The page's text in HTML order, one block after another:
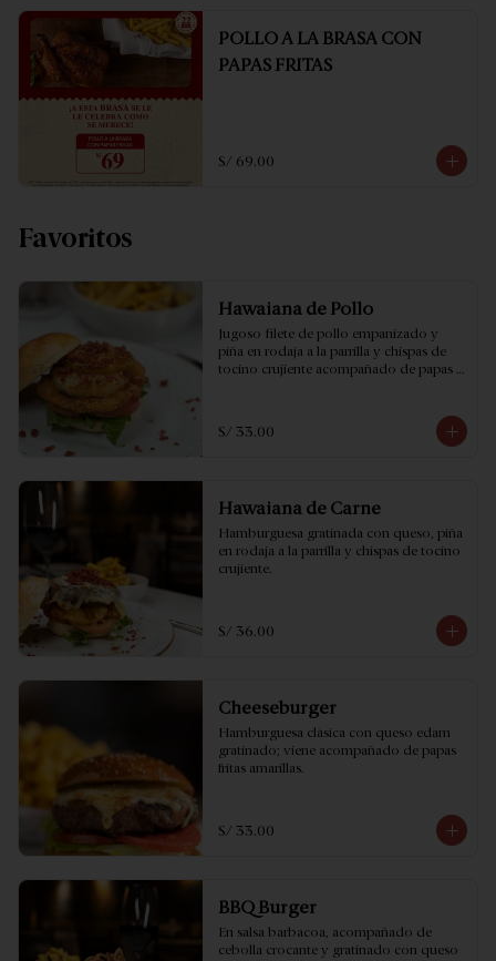
POLLO A LA BRASA CON
PAPAS FRITAS
S/ 69.00
Favoritos
Hawaiana de Pollo
Jugoso filete de pollo empanizado y
piña en rodaja a la parrilla y chispas de
tocino crujiente acompañado de papas
S/ 33.00
Hawaiana de Carne
Hamburguesa gratinada con queso, piña
en rodaja a la parrilla y chispas de tocino
crujiente.
S/ 36.00
Cheeseburger
Hamburguesa clásica con queso edam
gratinado; viene acompañado de papas
fritas amarillas.
S/ 33.00
BBQ Burger
En salsa barbacoa, acompañado de
cebolla crocante y gratinado con queso